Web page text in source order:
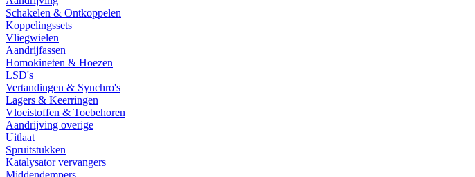
Schakelen & Ontkoppelen
Koppelingssets
Vliegwielen
Aandrijfassen
Homokineten & Hoezen
LSD's
Vertandingen & Synchro's
Lagers & Keerringen
Vloeistoffen & Toebehoren
Aandrijving overige
Uitlaat
Spruitstukken
Katalysator vervangers
Middendempers